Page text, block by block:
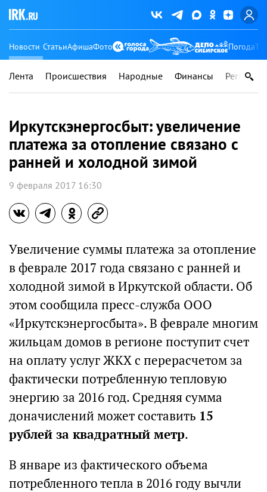
Новости СтатьиАфишаФото Погода
Лента Происшествия Народные Финансы Регионы
Иркутскэнергосбыт: увеличение
платежа за отопление связано с
ранней и холодной зимой
9 февраля 2017 16:30
Увеличение суммы платежа за отопление
в феврале 2017 года связано с ранней и
холодной зимой в Иркутской области. Об
этом сообщила пресс-служба ООО
«Иркутскэнергосбыта». В феврале многим
жильцам домов в регионе поступит счет
на оплату услуг ЖКХ с перерасчетом за
фактически потребленную тепловую
энергию за 2016 год. Средняя сумма
доначислений может составить 15
рублей за квадратный метр.
В январе из фактического объема
потребленного тепла в 2016 году вычли